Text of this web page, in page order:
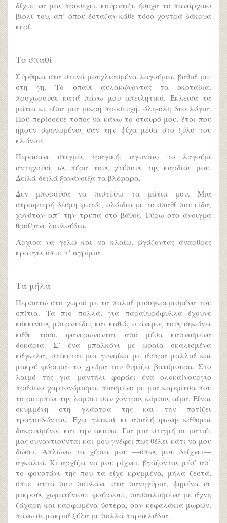
δίχως να μας προσέχει, κούρντιζε ήσυχα το πανάρχαιο
βιολί του, απ’ όπου έσταζαν κάθε τόσο χοντρά δάκρυα
κερί.
Το σπαθί
Σύρθηκα στα στενά μουχλιασμένα λαγούμια, βαθιά μες
στη γη. Το σπαθί αυλακώνοντας τα σκοτάδια,
προχωρούσε κατά πάνω μου απειλητικό. Έκλεισα τα
μάτια κι είπα μια μικρή προσευχή, όλη-όλη δυο λόγια.
Πού περίσσευε τόπος να κάνω το σταυρό μου, έτσι που
ήμουν σφηνωμένος σαν την ψίχα μέσα στο ξύλο του
κλώνου.
Περάσανε στιγμές τραγικής αγωνίας· το λαγούμι
αντηχούσε ώς πέρα τους χτύπους της καρδιάς μου.
Δειλά-δειλά ξανάνοιξα τα βλέφαρα.
Δεν μπορούσα να πιστέψω τα μάτια μου. Μια
στραφτερή δέσμη φωτός, ολόιδια με το σπαθί που είδα,
χυνόταν απ’ την τρύπα στο βάθος. Γύρω στο άνοιγμα
θροΐζανε λουλούδια.
Άρχισα να γελώ και να κλαίω, βγάζοντας άναρθρες
κραυγές όπως τ’ αγρίμια.
Τα μήλα
Περπατώ στο χωριό με τα παλιά μισογκρεμισμένα του
σπίτια. Τα πιο πολλά, για παραθυρόφυλλα έχουνε
κόκκινους μπερντέδες και καθώς ο άνεμος τούς σηκώνει
κάθε τόσο, φανερώνονται από μέσα καπνισμένα
δοκάρια. Σ’ ένα μπαλκόνι με ωραία σκαλισμένα
κάγκελα, στέκεται μια γυναίκα με άσπρα μαλλιά και
μακρύ φόρεμα· το χρώμα του θυμίζει βατόμουρα. Στο
λαιμό της για μαντήλι φοράει ένα ολοκαίνουργιο
πράσινο χαρτονόμισμα, πιασμένο με μια καρφίτσα που
το ρουμπίνι της λάμπει σαν χοντρός κόμπος αίμα. Είναι
σκυμμένη στη γλάστρα της και την ποτίζει
τραγουδώντας. Έχει γλυκιά κι απαλή φωνή· κάθομαι
δακρυσμένος και την ακούω. Για μια στιγμή οι ματιές
μας συναντιούνται και μου γνέφει πως θέλει κάτι να μου
δώσει. Απλώνω τα χέρια μου —όπως μου δείχνει—
αγκαλιά. Κι αρχίζει να μου ρίχνει, βγάζοντας μέσ’ απ’
το φουστάνι της που τα είχε κρυμμένα, μήλα ζεστά,
όπως αυτά που πουλάνε στα πανηγύρια, ψημένα σε
μικρούς χωματένιους φούρνους, πασπαλισμένα με άχνη
ζάχαρη και καρφωμένα ύστερα, σαν κεφαλάκια μωρών,
πάνω σε μακριά ξύλα με πολλά παρακλάδια.